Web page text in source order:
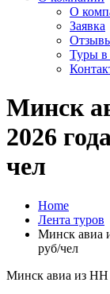
О
Заявка
Туры в
Минск
2026
чел
Home
Лента туров
Минск авиа
руб/чел
Минск авиа из НН